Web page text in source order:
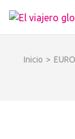
Inicio >